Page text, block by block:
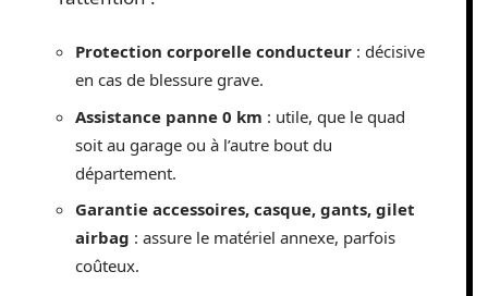
Protection corporelle conducteur : décisive
en cas de blessure grave.
Assistance panne 0 km : utile, que le quad
soit au garage ou à l’autre bout du
département.
Garantie accessoires, casque, gants, gilet
airbag : assure le matériel annexe, parfois
coûteux.